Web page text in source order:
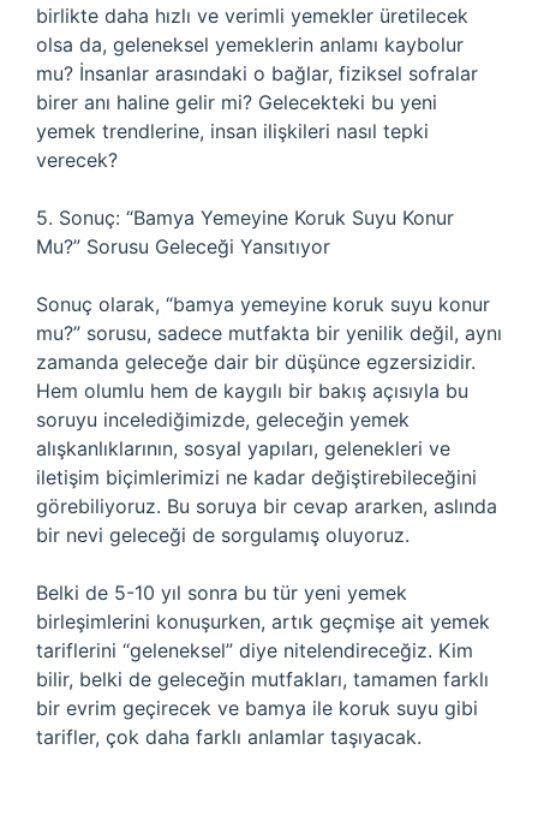
birlikte daha hızlı ve verimli yemekler üretilecek
olsa da, geleneksel yemeklerin anlamı kaybolur
mu? İnsanlar arasındaki o bağlar, fiziksel sofralar
birer anı haline gelir mi? Gelecekteki bu yeni
yemek trendlerine, insan ilişkileri nasıl tepki
verecek?
5. Sonuç: “Bamya Yemeyine Koruk Suyu Konur
Mu?” Sorusu Geleceği Yansıtıyor
Sonuç olarak, “bamya yemeyine koruk suyu konur
mu?” sorusu, sadece mutfakta bir yenilik değil, aynı
zamanda geleceğe dair bir düşünce egzersizidir.
Hem olumlu hem de kaygılı bir bakış açısıyla bu
soruyu incelediğimizde, geleceğin yemek
alışkanlıklarının, sosyal yapıları, gelenekleri ve
iletişim biçimlerimizi ne kadar değiştirebileceğini
görebiliyoruz. Bu soruya bir cevap ararken, aslında
bir nevi geleceği de sorgulamış oluyoruz.
Belki de 5-10 yıl sonra bu tür yeni yemek
birleşimlerini konuşurken, artık geçmişe ait yemek
tariflerini “geleneksel” diye nitelendireceğiz. Kim
bilir, belki de geleceğin mutfakları, tamamen farklı
bir evrim geçirecek ve bamya ile koruk suyu gibi
tarifler, çok daha farklı anlamlar taşıyacak.